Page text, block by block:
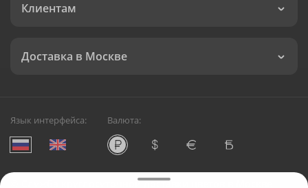
Клиентам
Доставка в Москве
Язык интерфейса: Валюта:
Служба круглосуточной доставки цветов в Москве